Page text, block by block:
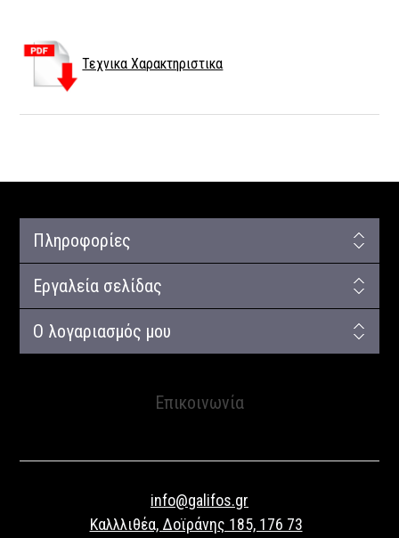
Τεχνικα Χαρακτηριστικα
Πληροφορίες
Εργαλεία σελίδας
Ο λογαριασμός μου
Επικοινωνία
info@galifos.gr
Καλλλιθέα, Δοϊράνης 185, 176 73